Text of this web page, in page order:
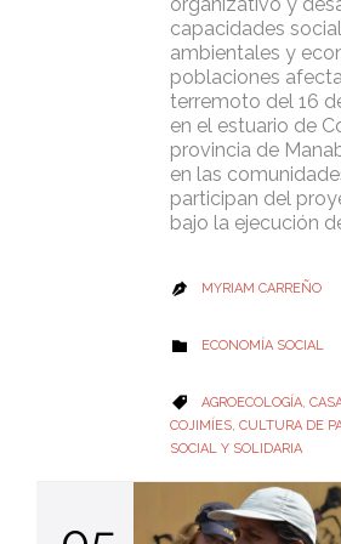
capacidades
ambientales y
poblaciones
terremoto del 16
en el estuario de
provincia de
en las
participan del
bajo la ejecución
 MYRIAM CARREÑO
 CATEGORY
ECONOMÍA SOCIAL
 CATEGORY
AGROECOLOGÍA,
COJIMÍES, CULTURA DE
SOCIAL Y SOLIDARIA